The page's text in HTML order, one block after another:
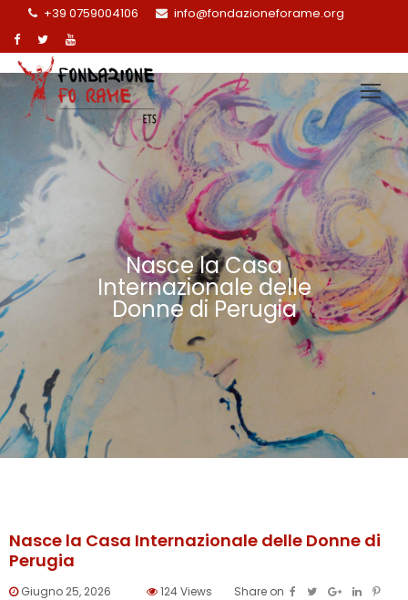
+39 0759004106 info@fondazioneforame.org
Nasce la Casa
Internazionale delle
Donne di Perugia
Nasce la Casa Internazionale delle Donne di
Perugia
Giugno 25, 2026 124Views Share on